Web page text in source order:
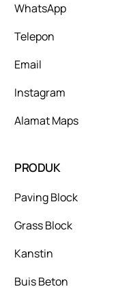
WhatsApp
Telepon
Email
Instagram
Alamat Maps
PRODUK
Paving Block
Grass Block
Kanstin
Buis Beton